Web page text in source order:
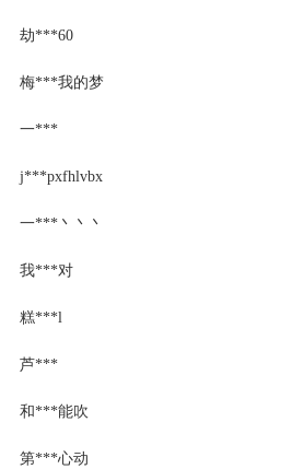
劫***60
梅***我的梦
一***
j***pxfhlvbx
一***丶丶丶
我***对
糕***l
芦***
和***能吹
第***心动